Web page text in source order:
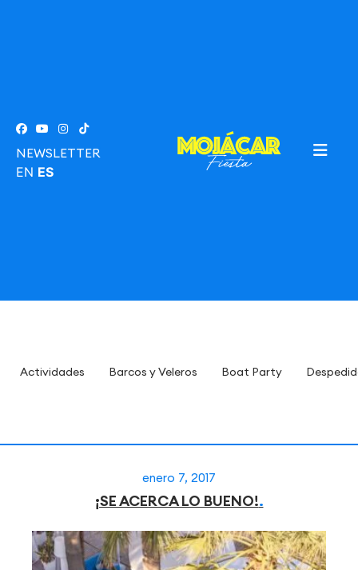
NEWSLETTER
EN ES
Actividades Barcos y Veleros Boat Party
enero 7, 2017
¡SE ACERCA LO BUENO!